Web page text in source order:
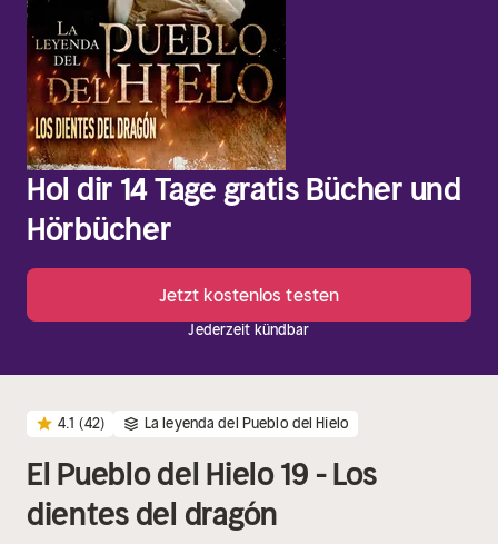
Hol dir 14 Tage gratis Bücher und
Hörbücher
Jetzt kostenlos testen
Jederzeit kündbar
4.1 (42) La leyenda del Pueblo del Hielo
El Pueblo del Hielo 19 - Los
dientes del dragón